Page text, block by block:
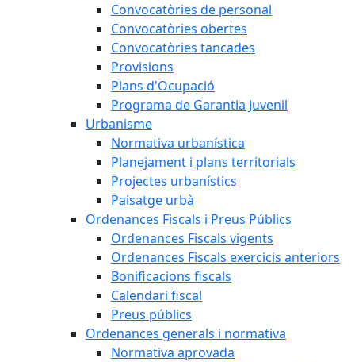
Convocatòries de personal
Convocatòries obertes
Convocatòries tancades
Provisions
Plans d'Ocupació
Programa de Garantia Juvenil
Urbanisme
Normativa urbanística
Planejament i plans territorials
Projectes urbanístics
Paisatge urbà
Ordenances Fiscals i Preus Públics
Ordenances Fiscals vigents
Ordenances Fiscals exercicis anteriors
Bonificacions fiscals
Calendari fiscal
Preus públics
Ordenances generals i normativa
Normativa aprovada